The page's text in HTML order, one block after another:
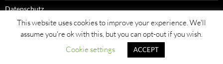
Datenschutz
Stolz präsentiert von WordPress
This website uses cookies to improve your experience. We'll
assume you're ok with this, but you can opt-out if you wish.
Cookie settings
ACCEPT